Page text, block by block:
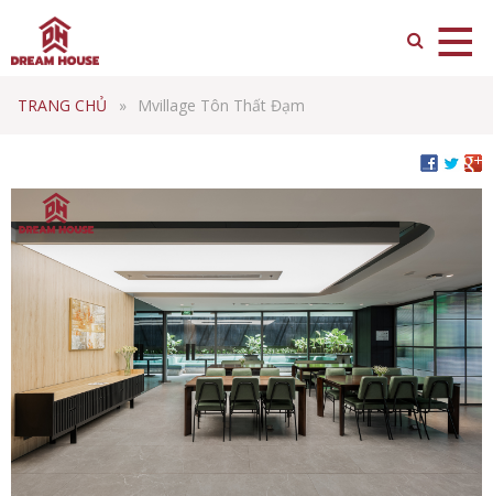
TRANG CHỦ Mvillage Tôn Thất Đạm